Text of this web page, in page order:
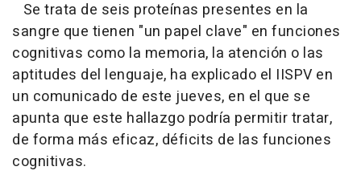
Se trata de seis proteínas presentes en la
sangre que tienen "un papel clave" en funciones
cognitivas como la memoria, la atención o las
aptitudes del lenguaje, ha explicado el IISPV en
un comunicado de este jueves, en el que se
apunta que este hallazgo podría permitir tratar,
de forma más eficaz, déficits de las funciones
cognitivas.